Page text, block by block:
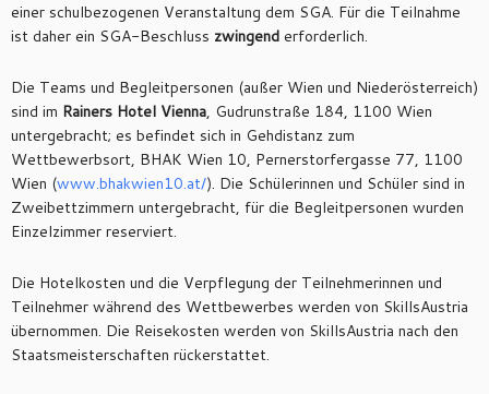
einer schulbezogenen Veranstaltung dem SGA. Für die Teilnahme
ist daher ein SGA-Beschluss zwingend erforderlich.
Die Teams und Begleitpersonen (außer Wien und Niederösterreich)
sind im Rainers Hotel Vienna, Gudrunstraße 184, 1100 Wien
untergebracht; es befindet sich in Gehdistanz zum
Wettbewerbsort, BHAK Wien 10, Pernerstorfergasse 77, 1100
Wien (www.bhakwien10.at/). Die Schülerinnen und Schüler sind in
Zweibettzimmern untergebracht, für die Begleitpersonen wurden
Einzelzimmer reserviert.
Die Hotelkosten und die Verpflegung der Teilnehmerinnen und
Teilnehmer während des Wettbewerbes werden von SkillsAustria
übernommen. Die Reisekosten werden von SkillsAustria nach den
Staatsmeisterschaften rückerstattet.